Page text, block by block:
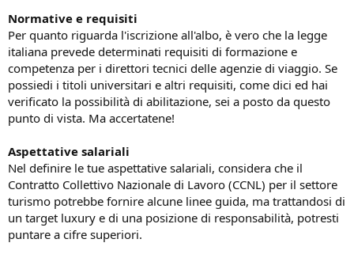
Normative e requisiti
Per quanto riguarda l'iscrizione all'albo, è vero che la legge
italiana prevede determinati requisiti di formazione e
competenza per i direttori tecnici delle agenzie di viaggio. Se
possiedi i titoli universitari e altri requisiti, come dici ed hai
verificato la possibilità di abilitazione, sei a posto da questo
punto di vista. Ma accertatene!
Aspettative salariali
Nel definire le tue aspettative salariali, considera che il
Contratto Collettivo Nazionale di Lavoro (CCNL) per il settore
turismo potrebbe fornire alcune linee guida, ma trattandosi di
un target luxury e di una posizione di responsabilità, potresti
puntare a cifre superiori.